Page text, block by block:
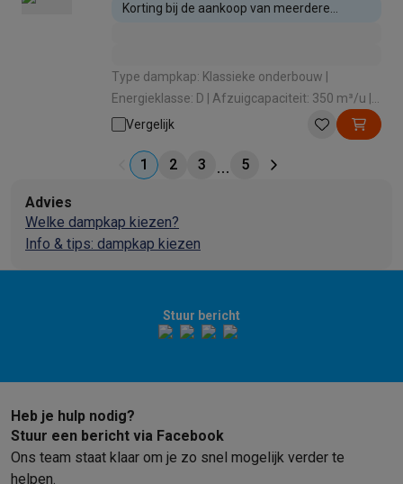
Korting bij de aankoop van meerdere
Type dampkap: Klassieke onderbouw |
Energieklasse: D | Afzuigcapaciteit: 350 m³/u |
Geluidsniveau: 72 dB | Intensieve stand: Nee
Vergelijk
1 2 3 5
Advies
Welke dampkap kiezen?
Info & tips: dampkap kiezen
Stuur bericht
Heb je hulp nodig?
Stuur een bericht via Facebook
Ons team staat klaar om je zo snel mogelijk verder te
helpen.